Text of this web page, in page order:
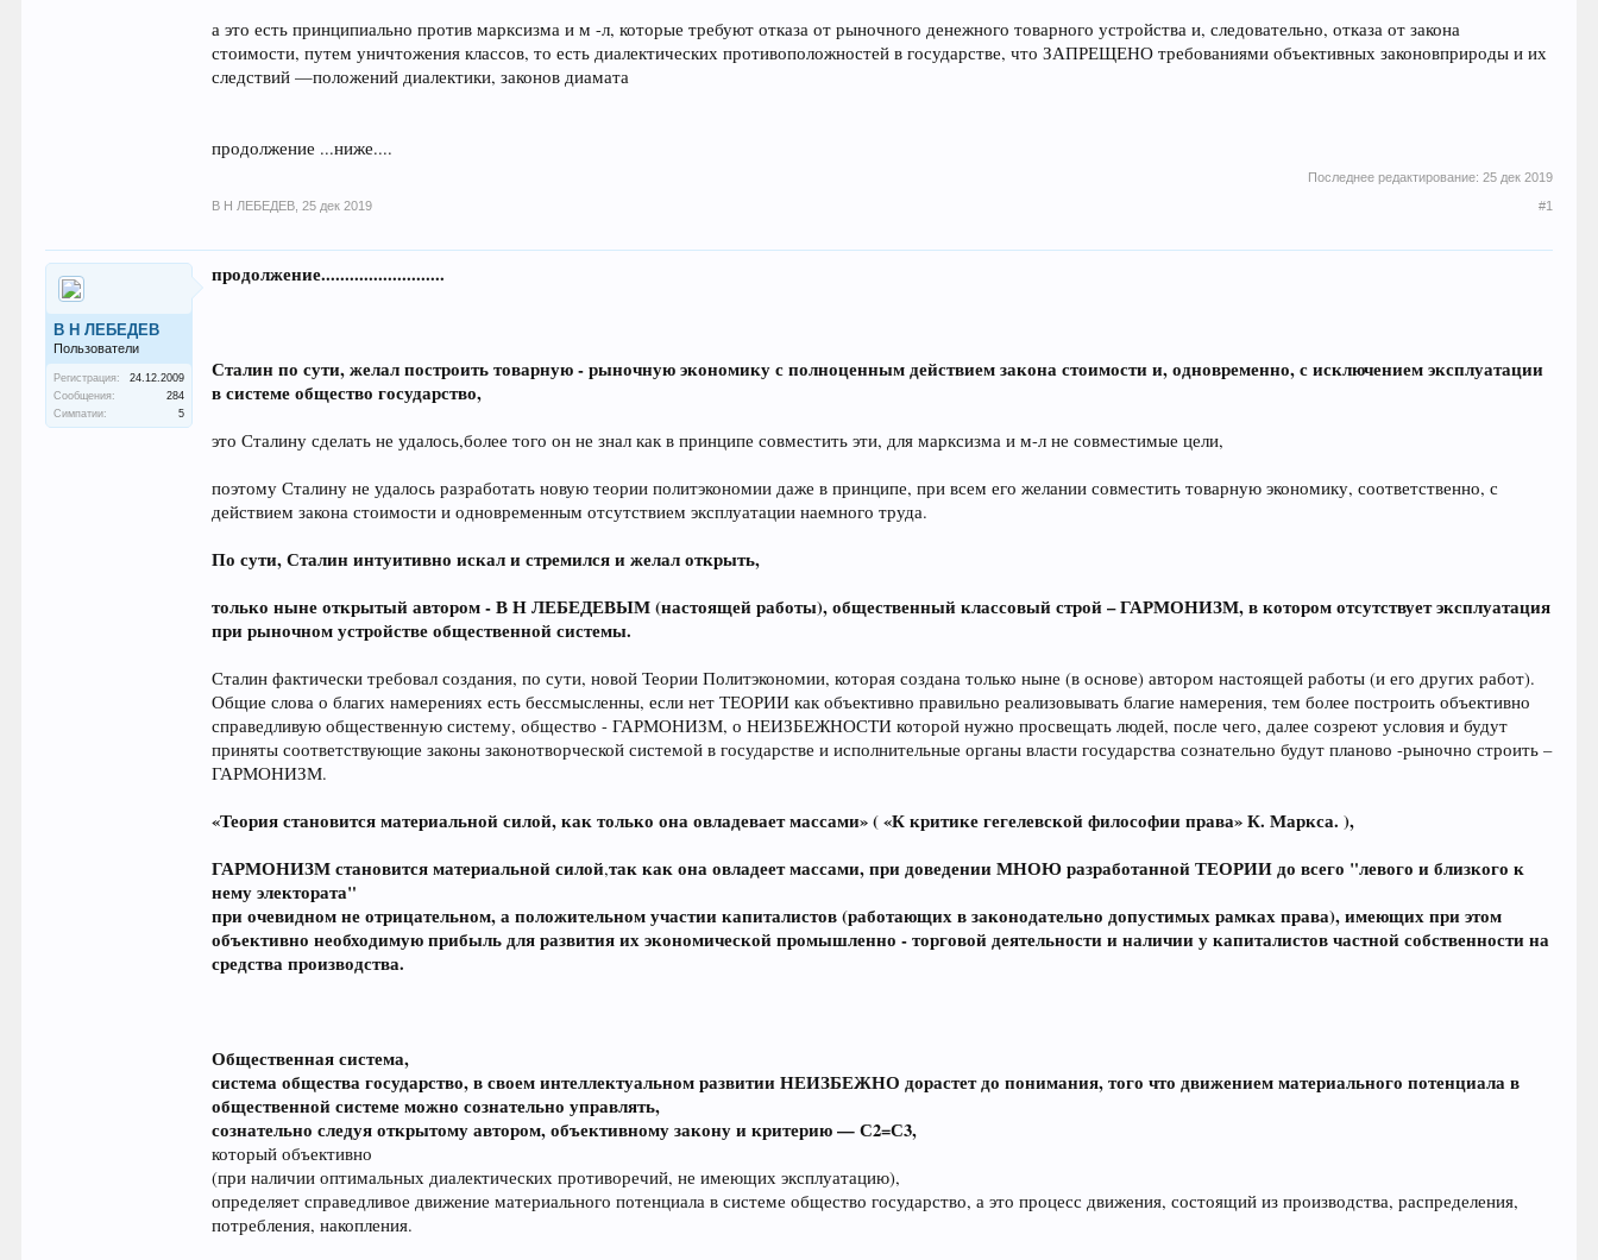
а это есть принципиально против марксизма и м -л, которые требуют отказа от рыночного денежного товарного устройства и, следовательно, отказа от закона
стоимости, путем уничтожения классов, то есть диалектических противоположностей в государстве, что ЗАПРЕЩЕНО требованиями объективных законовприроды и их
следствий —положений диалектики, законов диамата
продолжение ...ниже....
Последнее редактирование: 25 дек 2019
В Н ЛЕБЕДЕВ 25 дек 2019 #1
В Н ЛЕБЕДЕВ
Пользователи
Регистрация:
24.12.2009
Сообщения:
284
Симпатии:
5
продолжение..........................
Сталин по сути, желал построить товарную - рыночную экономику с полноценным действием закона стоимости и, одновременно, с исключением эксплуатации
в системе общество государство,
это Сталину сделать не удалось,более того он не знал как в принципе совместить эти, для марксизма и м-л не совместимые цели,
поэтому Сталину не удалось разработать новую теории политэкономии даже в принципе, при всем его желании совместить товарную экономику, соответственно, с
действием закона стоимости и одновременным отсутствием эксплуатации наемного труда.
По сути, Сталин интуитивно искал и стремился и желал открыть,
только ныне открытый автором - В Н ЛЕБЕДЕВЫМ (настоящей работы), общественный классовый строй – ГАРМОНИЗМ, в котором отсутствует эксплуатация
при рыночном устройстве общественной системы.
Сталин фактически требовал создания, по сути, новой Теории Политэкономии, которая создана только ныне (в основе) автором настоящей работы (и его других работ).
Общие слова о благих намерениях есть бессмысленны, если нет ТЕОРИИ как объективно правильно реализовывать благие намерения, тем более построить объективно
справедливую общественную систему, общество - ГАРМОНИЗМ, о НЕИЗБЕЖНОСТИ которой нужно просвещать людей, после чего, далее созреют условия и будут
приняты соответствующие законы законотворческой системой в государстве и исполнительные органы власти государства сознательно будут планово -рыночно строить –
ГАРМОНИЗМ.
«Теория становится материальной силой, как только она овладевает массами» ( «К критике гегелевской философии права» К. Маркса. ),
ГАРМОНИЗМ становится материальной силой,так как она овладеет массами, при доведении МНОЮ разработанной ТЕОРИИ до всего "левого и близкого к
нему электората"
при очевидном не отрицательном, а положительном участии капиталистов (работающих в законодательно допустимых рамках права), имеющих при этом
объективно необходимую прибыль для развития их экономической промышленно - торговой деятельности и наличии у капиталистов частной собственности на
средства производства.
Общественная система,
система общества государство, в своем интеллектуальном развитии НЕИЗБЕЖНО дорастет до понимания, того что движением материального потенциала в
общественной системе можно сознательно управлять,
сознательно следуя открытому автором, объективному закону и критерию — С2=С3,
который объективно
(при наличии оптимальных диалектических противоречий, не имеющих эксплуатацию),
определяет справедливое движение материального потенциала в системе общество государство, а это процесс движения, состоящий из производства, распределения,
потребления, накопления.